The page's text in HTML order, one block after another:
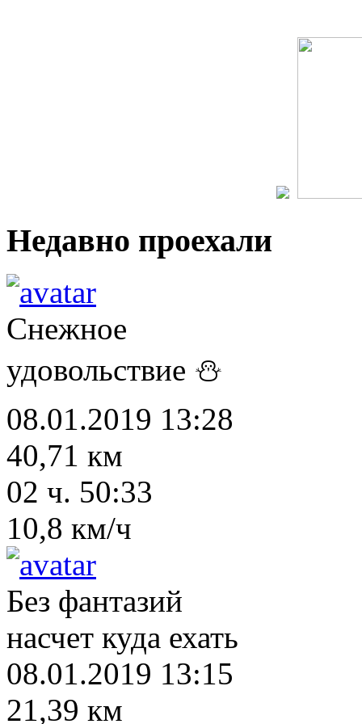
Недавно проехали
Снежное
удовольствие ⛄
08.01.2019 13:28
40,71 км
02 ч. 50:33
10,8 км/ч
Без фантазий
насчет куда ехать
08.01.2019 13:15
21,39 км